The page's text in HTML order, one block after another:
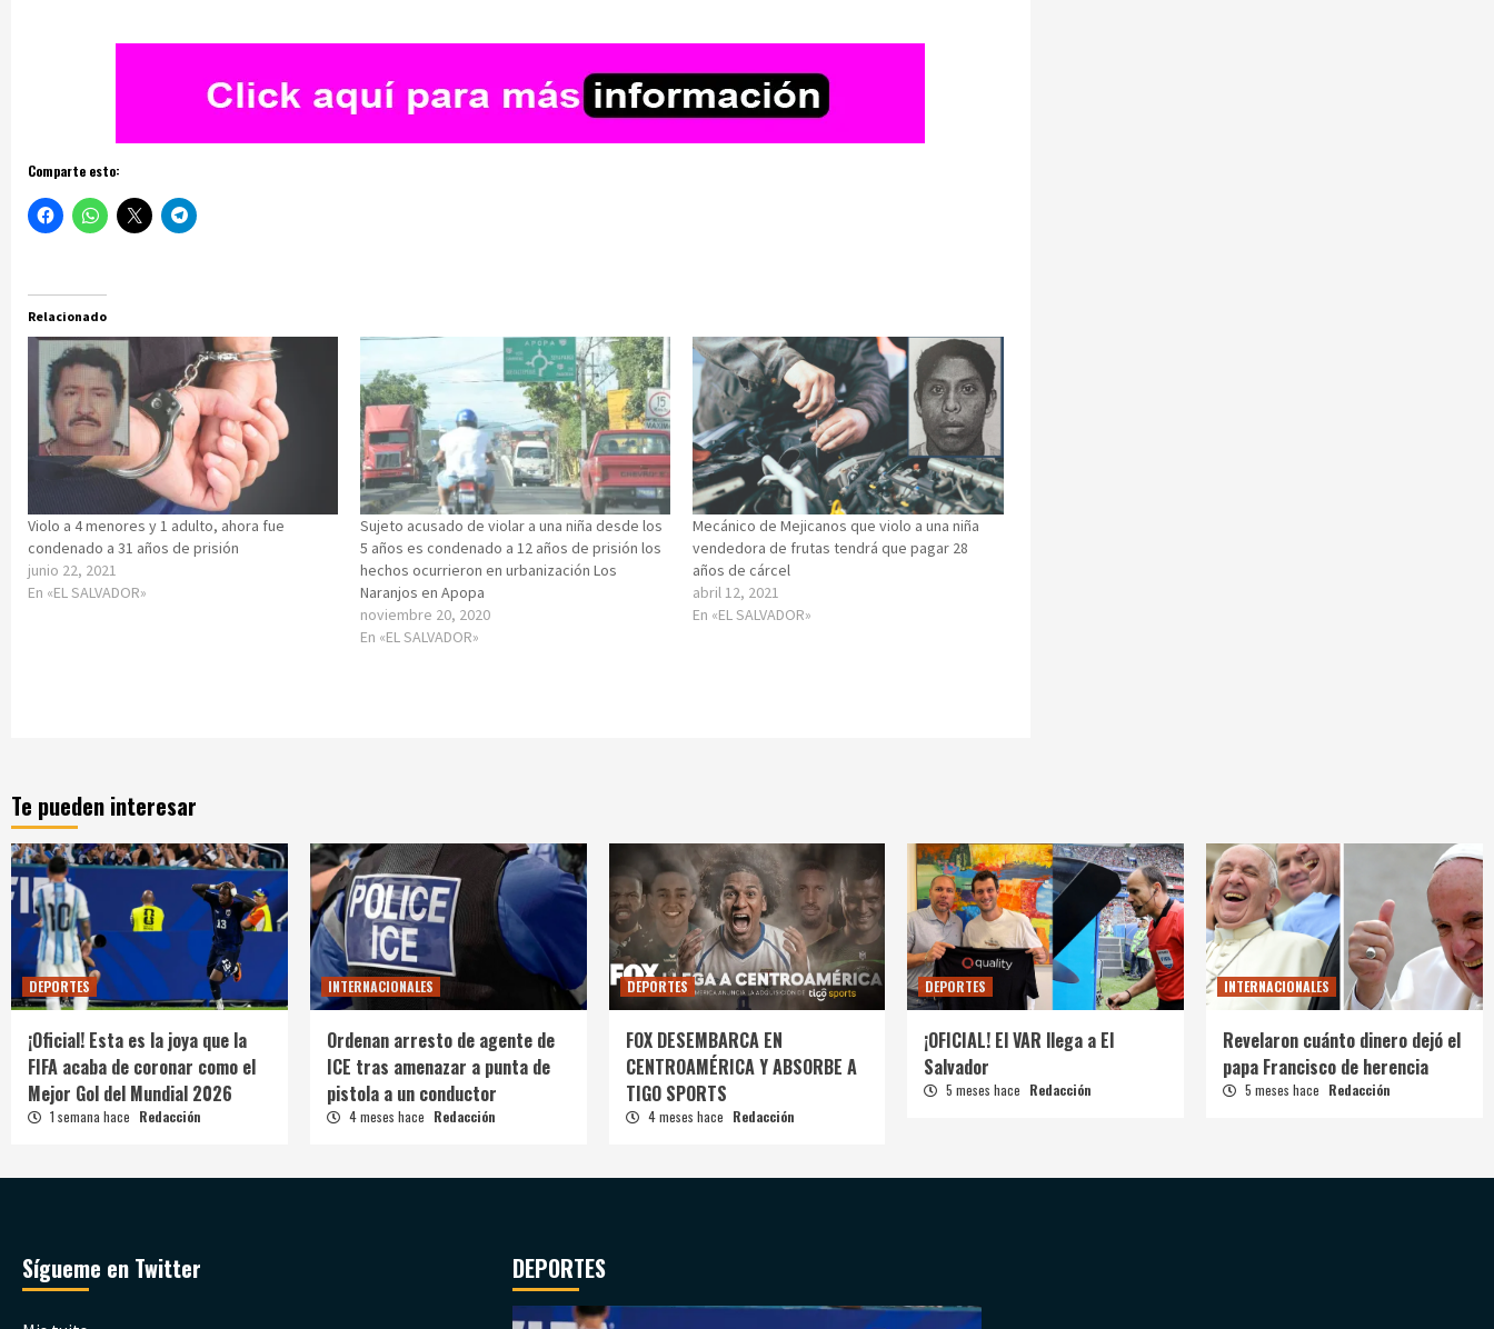
Comparte esto:
Relacionado
Violo a 4 menores y 1 adulto, ahora fue
condenado a 31 años de prisión
junio 22, 2021
En «EL SALVADOR»
Sujeto acusado de violar a una niña desde los
5 años es condenado a 12 años de prisión los
hechos ocurrieron en urbanización Los
Naranjos en Apopa
noviembre 20, 2020
En «EL SALVADOR»
Mecánico de Mejicanos que violo a una niña
vendedora de frutas tendrá que pagar 28
años de cárcel
abril 12, 2021
En «EL SALVADOR»
Te pueden interesar
DEPORTES
¡Oficial! Esta es la joya que la
FIFA acaba de coronar como el
Mejor Gol del Mundial 2026
1 semana hace Redacción
INTERNACIONALES
Ordenan arresto de agente de
ICE tras amenazar a punta de
pistola a un conductor
4 meses hace Redacción
DEPORTES
FOX DESEMBARCA EN
CENTROAMÉRICA Y ABSORBE A
TIGO SPORTS
4 meses hace Redacción
DEPORTES
¡OFICIAL! El VAR llega a El
Salvador
5 meses hace Redacción
INTERNACIONALES
Revelaron cuánto dinero dejó el
papa Francisco de herencia
5 meses hace Redacción
Sígueme en Twitter DEPORTES